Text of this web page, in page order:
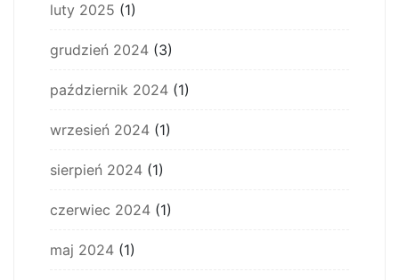
luty 2025 (1)
grudzień 2024 (3)
październik 2024 (1)
wrzesień 2024 (1)
sierpień 2024 (1)
czerwiec 2024 (1)
maj 2024 (1)